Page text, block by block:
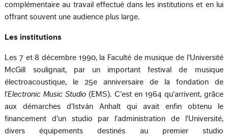
complémentaire au travail effectué dans les institutions et en lui
offrant souvent une audience plus large.
Les institutions
Les 7 et 8 décembre 1990, la Faculté de musique de l'Université
McGill soulignait, par un important festival de musique
électroacoustique, le 25e anniversaire de la fondation de
l'Electronic Music Studio (EMS). C'est en 1964 qu'arrivent, grâce
aux démarches d'István Anhalt qui avait enfin obtenu le
financement d'un studio par l'administration de l'Université,
divers équipements destinés au premier studio